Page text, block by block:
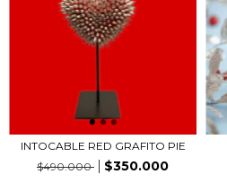
INTOCABLE RED GRAFITO PIE
$490.000
$350.000